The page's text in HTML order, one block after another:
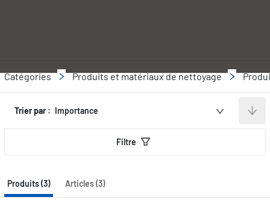
Catégories Produits et matériaux de nettoyage
Trier par : Importance
Filtre
Produits (3) Articles (3)